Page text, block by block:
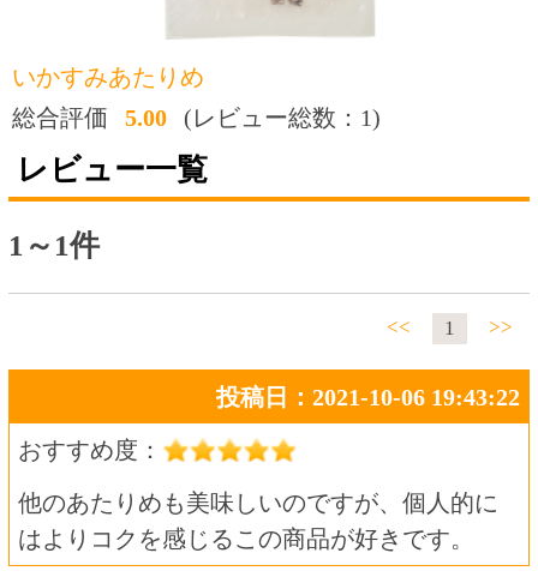
>>
投稿日：2021-10-06 19:43:22
おすすめ度：
他のあたりめも美味しいのですが、個人的に
はよりコクを感じるこの商品が好きです。
北海道とうきびギフト
お酒
サワーお好みセット